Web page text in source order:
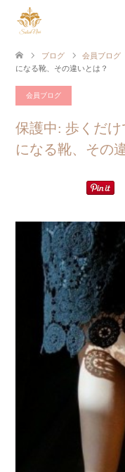
ブログ 会員ブログ
になる靴、その違いとは？
会員ブログ
保護中: 歩くだ
になる靴、その